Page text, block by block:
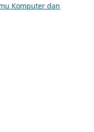
Komputer dan